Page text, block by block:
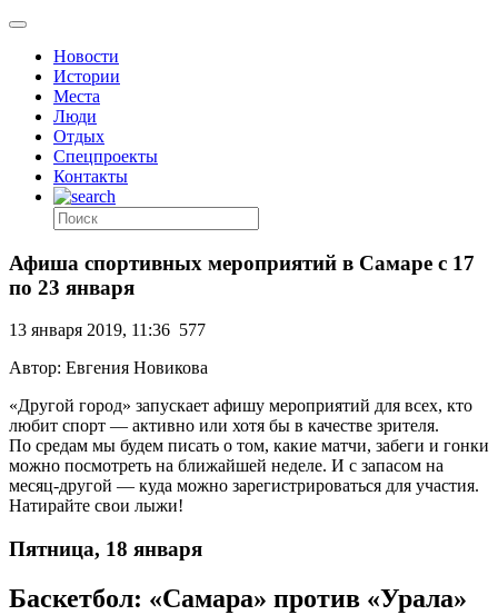
Новости
Истории
Места
Люди
Отдых
Спецпроекты
Контакты
Афиша спортивных мероприятий в Самаре с 17
по 23 января
13 января 2019, 11:36 577
Автор: Евгения Новикова
«Другой город» запускает афишу мероприятий для всех, кто
любит спорт — активно или хотя бы в качестве зрителя.
По средам мы будем писать о том, какие матчи, забеги и гонки
можно посмотреть на ближайшей неделе. И с запасом на
месяц-другой — куда можно зарегистрироваться для участия.
Натирайте свои лыжи!
Пятница, 18 января
Баскетбол: «Самара» против «Урала»